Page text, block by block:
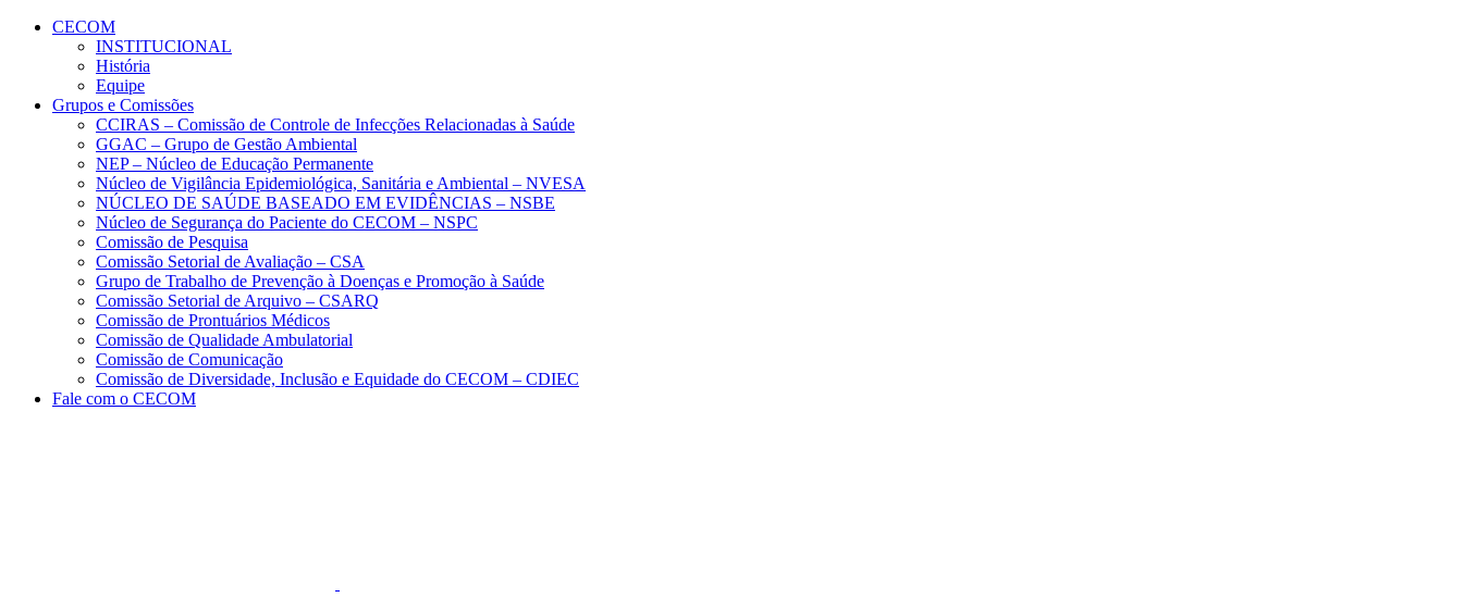
Conteúdo principal
CECOM
INSTITUCIONAL
História
Equipe
Grupos e Comissões
CCIRAS – Comissão de Controle de Infecções Relacionadas à Saúde
GGAC – Grupo de Gestão Ambiental
NEP – Núcleo de Educação Permanente
Núcleo de Vigilância Epidemiológica, Sanitária e Ambiental – NVESA
NÚCLEO DE SAÚDE BASEADO EM EVIDÊNCIAS – NSBE
Núcleo de Segurança do Paciente do CECOM – NSPC
Comissão de Pesquisa
Comissão Setorial de Avaliação – CSA
Grupo de Trabalho de Prevenção à Doenças e Promoção à Saúde
Comissão Setorial de Arquivo – CSARQ
Comissão de Prontuários Médicos
Comissão de Qualidade Ambulatorial
Comissão de Comunicação
Comissão de Diversidade, Inclusão e Equidade do CECOM – CDIEC
Fale com o CECOM